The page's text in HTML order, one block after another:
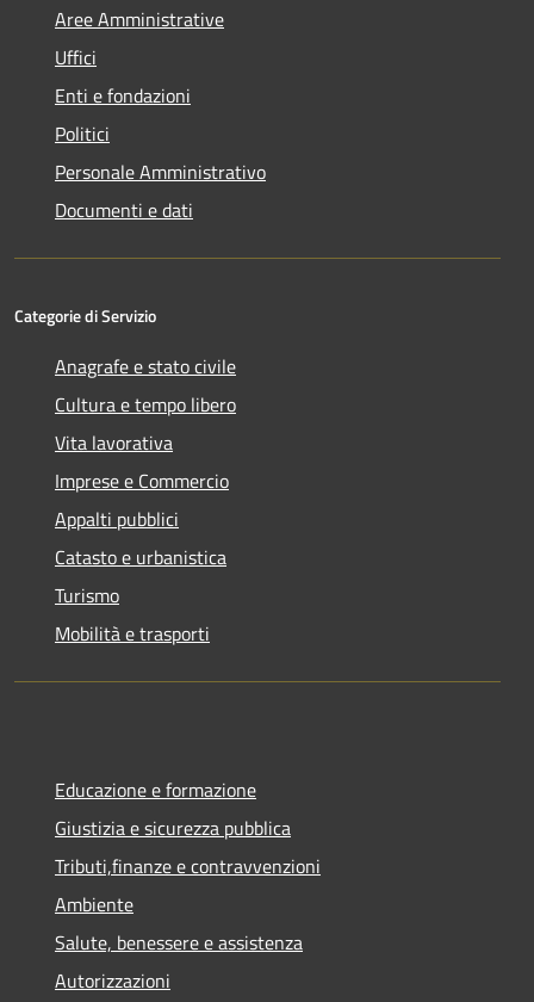
Aree Amministrative
Uffici
Enti e fondazioni
Politici
Personale Amministrativo
Documenti e dati
Categorie di Servizio
Anagrafe e stato civile
Cultura e tempo libero
Vita lavorativa
Imprese e Commercio
Appalti pubblici
Catasto e urbanistica
Turismo
Mobilità e trasporti
Educazione e formazione
Giustizia e sicurezza pubblica
Tributi,finanze e contravvenzioni
Ambiente
Salute, benessere e assistenza
Autorizzazioni